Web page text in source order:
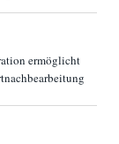
ermöglicht